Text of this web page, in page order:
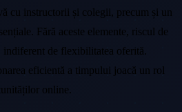
cu instructorii și colegii, precum și un
Fără aceste elemente, riscul de
de flexibilitatea oferită.
eficientă a timpului joacă un rol
online.